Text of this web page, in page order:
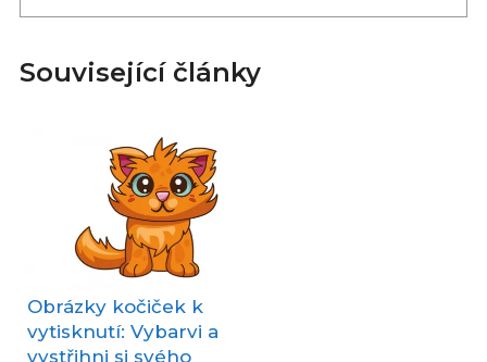
Související články
Obrázky kočiček k
vytisknutí: Vybarvi a
vystřihni si svého